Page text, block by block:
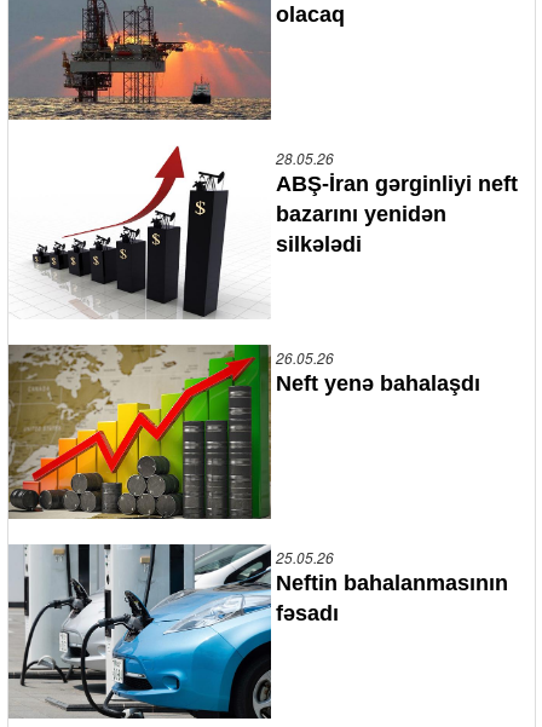
olacaq
28.05.26
ABŞ-İran gərginliyi neft
bazarını yenidən
silkələdi
26.05.26
Neft yenə bahalaşdı
25.05.26
Neftin bahalanmasının
fəsadı